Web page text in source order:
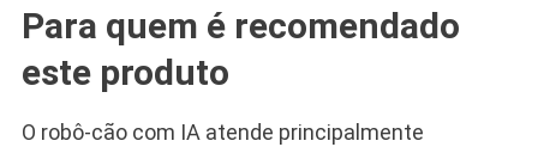
Para quem é recomendado
este produto
O robô-cão com IA atende principalmente